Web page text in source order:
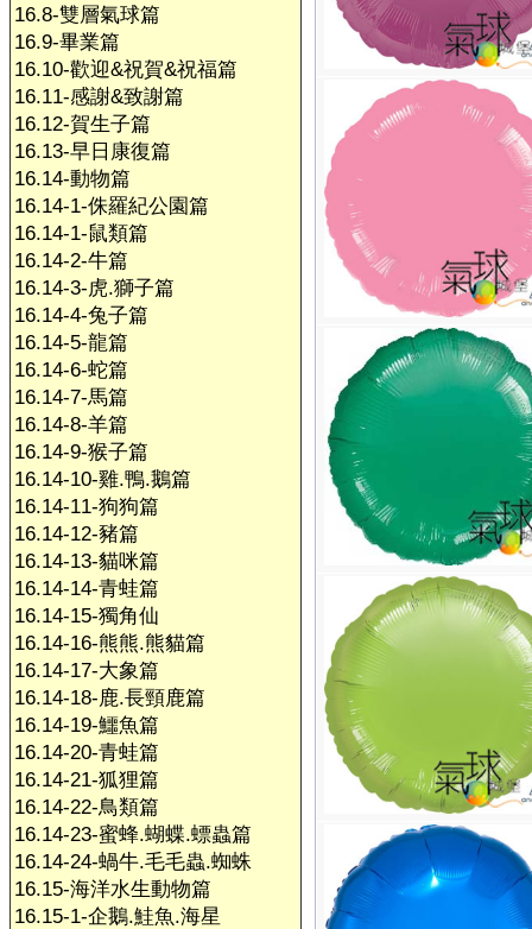
16.8-雙層氣球篇
16.9-畢業篇
16.10-歡迎&祝賀&祝福篇
16.11-感謝&致謝篇
16.12-賀生子篇
16.13-早日康復篇
16.14-動物篇
16.14-1-侏羅紀公園篇
16.14-1-鼠類篇
16.14-2-牛篇
16.14-3-虎.獅子篇
16.14-4-兔子篇
16.14-5-龍篇
16.14-6-蛇篇
16.14-7-馬篇
16.14-8-羊篇
16.14-9-猴子篇
16.14-10-雞.鴨.鵝篇
16.14-11-狗狗篇
16.14-12-豬篇
16.14-13-貓咪篇
16.14-14-青蛙篇
16.14-15-獨角仙
16.14-16-熊熊.熊貓篇
16.14-17-大象篇
16.14-18-鹿.長頸鹿篇
16.14-19-鱷魚篇
16.14-20-青蛙篇
16.14-21-狐狸篇
16.14-22-鳥類篇
16.14-23-蜜蜂.蝴蝶.螵蟲篇
16.14-24-蝸牛.毛毛蟲.蜘蛛
16.15-海洋水生動物篇
16.15-1-企鵝.鮭魚.海星